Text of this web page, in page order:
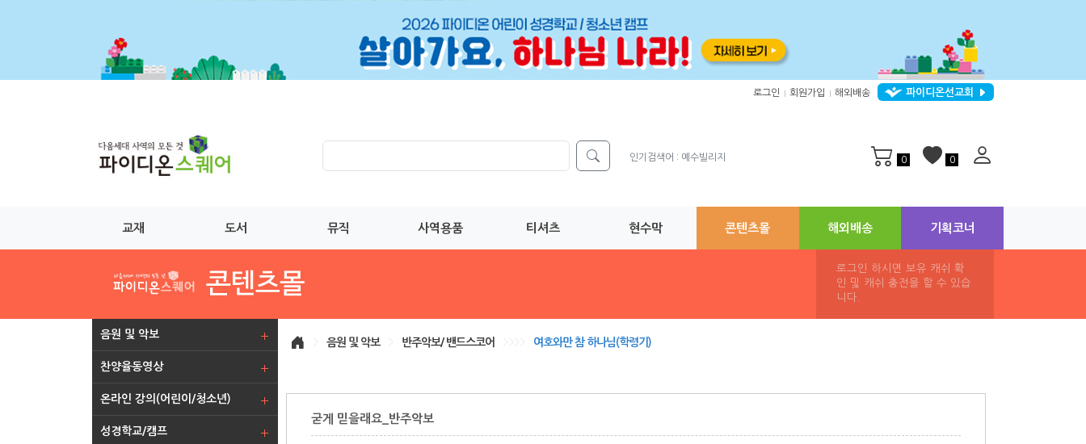
로그인 회원가입 해외배송 파이디온선교회
인기검색어 : 예수빌리지 0 0
교재 도서 뮤직 사역용품 티셔츠 현수막 콘텐츠몰 해외배송 기획코너
로그인 하시면 보유 캐쉬 확
인 및 캐쉬 충전을 할 수 있습
니다.
음원 및 악보
찬양율동영상
온라인 강의(어린이/청소년)
성경학교/캠프
음원 및 악보 반주악보/ 밴드스코어 여호와만 참 하나님(학령기)
굳게 믿을래요_반주악보